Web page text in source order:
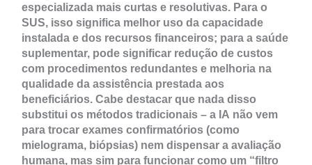
especializada mais curtas e resolutivas. Para o
SUS, isso significa melhor uso da capacidade
instalada e dos recursos financeiros; para a saúde
suplementar, pode significar redução de custos
com procedimentos redundantes e melhoria na
qualidade da assistência prestada aos
beneficiários. Cabe destacar que nada disso
substitui os métodos tradicionais – a IA não vem
para trocar exames confirmatórios (como
mielograma, biópsias) nem dispensar a avaliação
humana, mas sim para funcionar como um “filtro